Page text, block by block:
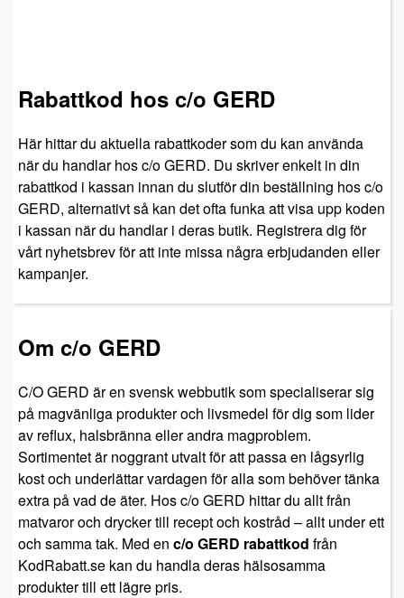
Rabattkod hos c/o GERD
Här hittar du aktuella rabattkoder som du kan använda
när du handlar hos c/o GERD. Du skriver enkelt in din
rabattkod i kassan innan du slutför din beställning hos c/o
GERD, alternativt så kan det ofta funka att visa upp koden
i kassan när du handlar i deras butik. Registrera dig för
vårt nyhetsbrev för att inte missa några erbjudanden eller
kampanjer.
Om c/o GERD
C/O GERD är en svensk webbutik som specialiserar sig
på magvänliga produkter och livsmedel för dig som lider
av reflux, halsbränna eller andra magproblem.
Sortimentet är noggrant utvalt för att passa en lågsyrlig
kost och underlättar vardagen för alla som behöver tänka
extra på vad de äter. Hos c/o GERD hittar du allt från
matvaror och drycker till recept och kostråd – allt under ett
och samma tak. Med en c/o GERD rabattkod från
KodRabatt.se kan du handla deras hälsosamma
produkter till ett lägre pris.